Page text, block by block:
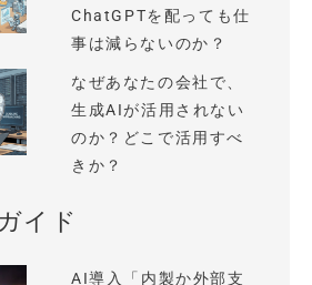
ChatGPTを配っても仕
事は減らないのか？
なぜあなたの会社で、
生成AIが活用されない
のか？どこで活用すべ
きか？
イド
AI導入「内製か外部支